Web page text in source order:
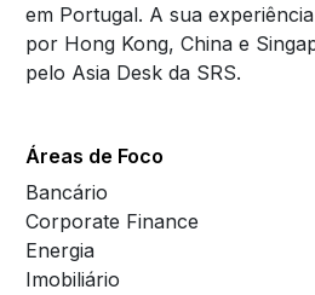
em Portugal. A sua
por Hong Kong, China e
pelo Asia Desk da SRS.
Áreas de Foco
Bancário
Corporate Finance
Energia
Imobiliário